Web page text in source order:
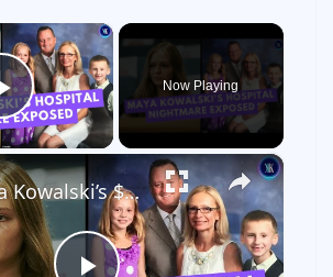
×
Play Video
Now Playing
×
Maya Kowalski’s $213M Verdict Against Johns Hopkins Explained